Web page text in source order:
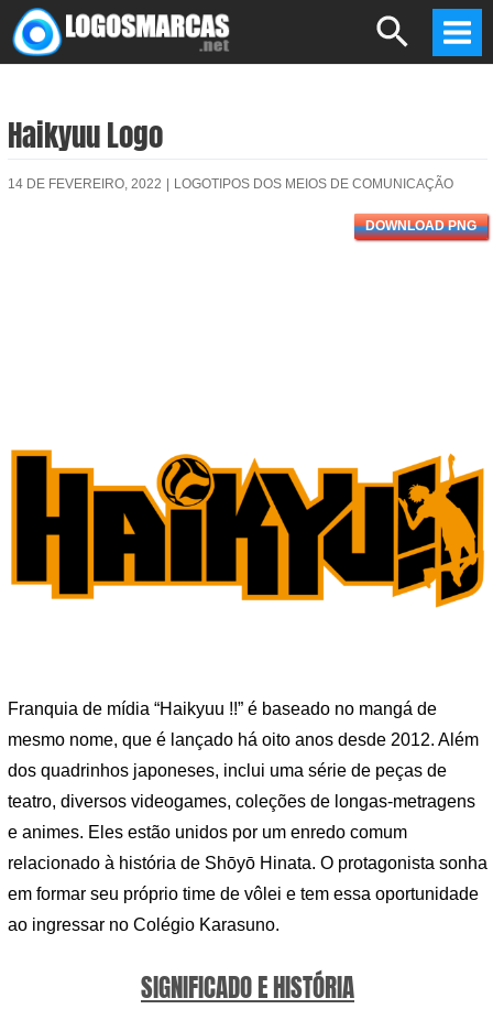
Skip
to
Search
Haikyuu Logo
14 DE FEVEREIRO, 2022 LOGOTIPOS DOS MEIOS DE COMUNICAÇÃO
DOWNLOAD PNG
Franquia de mídia “Haikyuu !!” é baseado no mangá de
mesmo nome, que é lançado há oito anos desde 2012. Além
dos quadrinhos japoneses, inclui uma série de peças de
teatro, diversos videogames, coleções de longas-metragens
e animes. Eles estão unidos por um enredo comum
relacionado à história de Shōyō Hinata. O protagonista sonha
em formar seu próprio time de vôlei e tem essa oportunidade
ao ingressar no Colégio Karasuno.
SIGNIFICADO E HISTÓRIA